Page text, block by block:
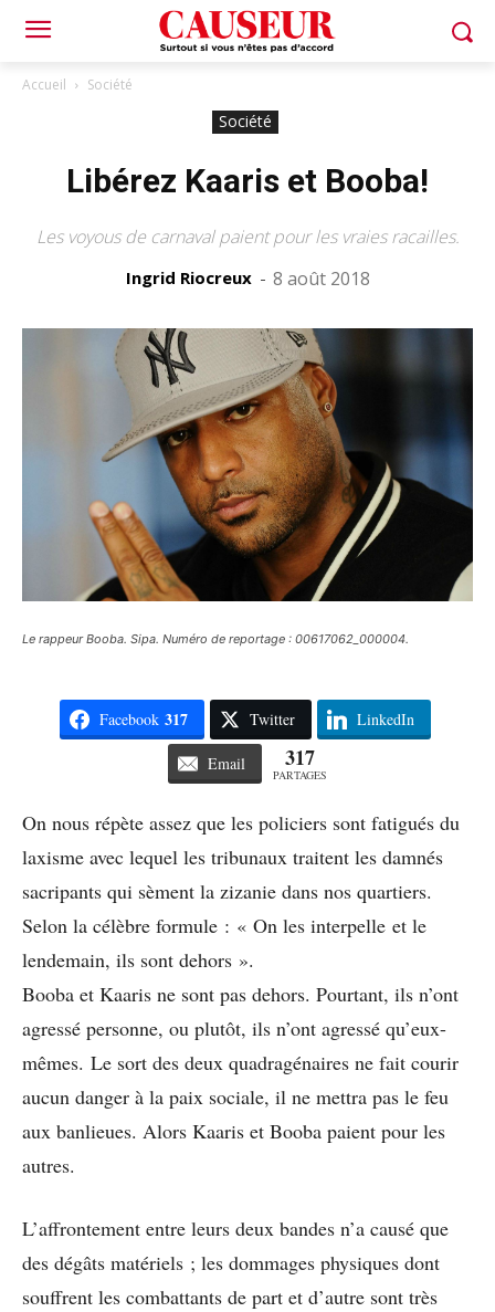
Accueil Société
Société
Libérez Kaaris et Booba!
Les voyous de carnaval paient pour les vraies racailles.
Ingrid Riocreux - 8 août 2018
Le rappeur Booba. Sipa. Numéro de reportage : 00617062_000004.
Facebook 317 Twitter LinkedIn
Email 317
PARTAGES
On nous répète assez que les policiers sont fatigués du
laxisme avec lequel les tribunaux traitent les damnés
sacripants qui sèment la zizanie dans nos quartiers.
Selon la célèbre formule : « On les interpelle et le
lendemain, ils sont dehors ».
Booba et Kaaris ne sont pas dehors. Pourtant, ils n’ont
agressé personne, ou plutôt, ils n’ont agressé qu’eux-
mêmes. Le sort des deux quadragénaires ne fait courir
aucun danger à la paix sociale, il ne mettra pas le feu
aux banlieues. Alors Kaaris et Booba paient pour les
autres.
L’affrontement entre leurs deux bandes n’a causé que
des dégâts matériels ; les dommages physiques dont
souffrent les combattants de part et d’autre sont très